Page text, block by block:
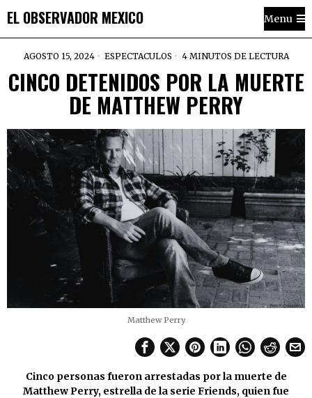
EL OBSERVADOR MEXICO Menu
AGOSTO 15, 2024 ESPECTACULOS 4 MINUTOS DE LECTURA
CINCO DETENIDOS POR LA MUERTE
DE MATTHEW PERRY
Matthew Perry
Cinco personas fueron arrestadas por la muerte de
Matthew Perry, estrella de la serie Friends, quien fue